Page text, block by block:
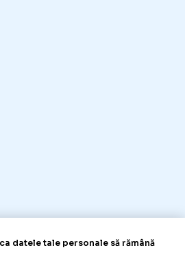
datele tale personale să rămână